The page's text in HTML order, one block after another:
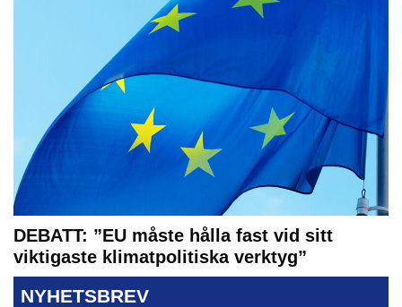
DEBATT: ”EU måste hålla fast vid sitt
viktigaste klimatpolitiska verktyg”
NYHETSBREV